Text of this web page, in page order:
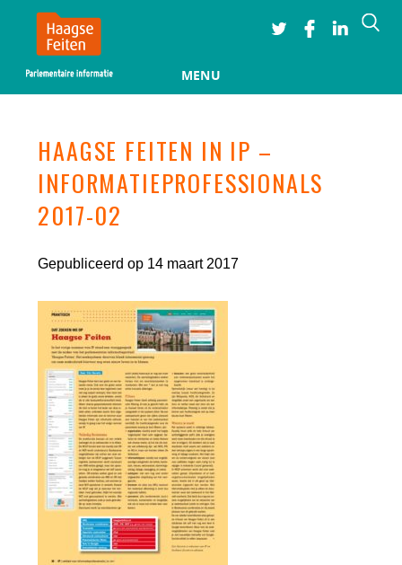
Search
MENU
HAAGSE FEITEN IN IP –
INFORMATIEPROFESSIONALS
2017-02
Gepubliceerd op 14 maart 2017